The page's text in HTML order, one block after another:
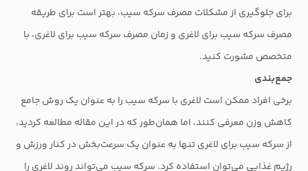
برای جلوگیری از مشکلات مصرف سرکه سیب، بهتر است برای طریقه
مصرف سرکه سیب برای لاغری و زمان مصرف سرکه سیب برای لاغری، با
متخصص مشورت کنید.
جمع‌بندی
برخی افراد ممکن است لاغری با سرکه سیب را به عنوان یک روش جامع
کاهش وزن معرفی کنند، اما همان‌طور که در این مقاله مطالعه کردید،
از سرکه سیب برای لاغری تنها به عنوان یک سرعت‌بخش در کنار ورزش و
رژیم غذایی می‌توان استفاده کرد. سرکه سیب می‌تواند روند لاغری را